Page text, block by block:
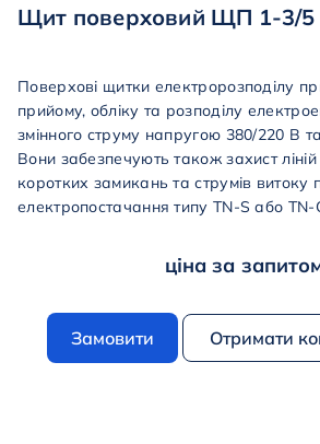
Щит поверховий ЩП 1-3/5
Поверхові щитки електророзподілу
прийому, обліку та розподілу
змінного струму напругою 380/220 В
Вони забезпечують також захист
коротких замикань та струмів витоку
електропостачання типу TN-S або TN-
ціна за
Замовити Отримати